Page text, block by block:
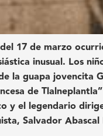
17 de marzo
inusual. Los
la guapa jovencita
de
y el legendario
Salvador